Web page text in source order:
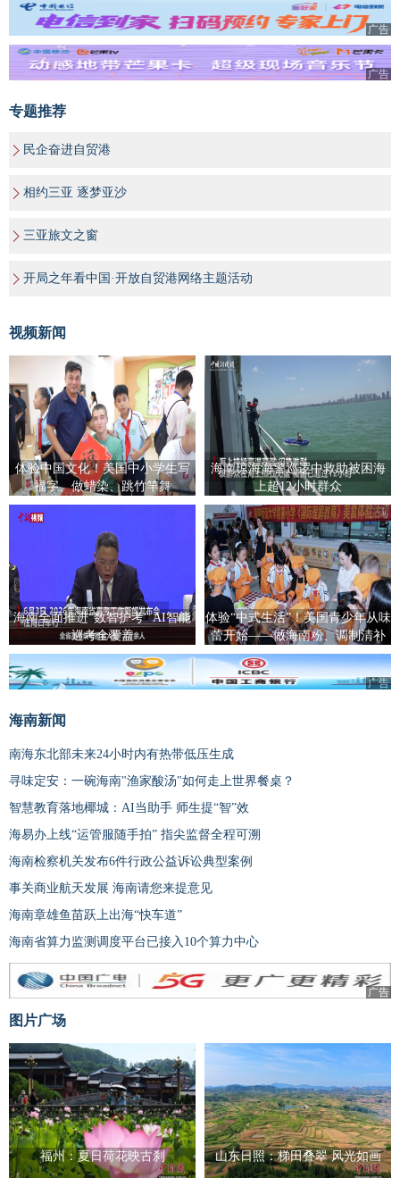
广告
广告
专题推荐
民企奋进自贸港
相约三亚 逐梦亚沙
三亚旅文之窗
开局之年看中国·开放自贸港网络主题活动
视频新闻
体验中国文化！美国中小学生写
福字、做蜡染、跳竹竿舞
海南琼海海警巡逻中救助被困海
上超12小时群众
海南全面推进“数智护考” AI智能
巡考全覆盖
体验“中式生活”！美国青少年从味
蕾开始——做海南粉、调制清补
凉、包饺子
广告
海南新闻
南海东北部未来24小时内有热带低压生成
寻味定安：一碗海南"渔家酸汤"如何走上世界餐桌？
智慧教育落地椰城：AI当助手 师生提“智”效
海易办上线“运管服随手拍” 指尖监督全程可溯
海南检察机关发布6件行政公益诉讼典型案例
事关商业航天发展 海南请您来提意见
海南章雄鱼苗跃上出海“快车道”
海南省算力监测调度平台已接入10个算力中心
广告
图片广场
福州：夏日荷花映古刹 山东日照：梯田叠翠 风光如画